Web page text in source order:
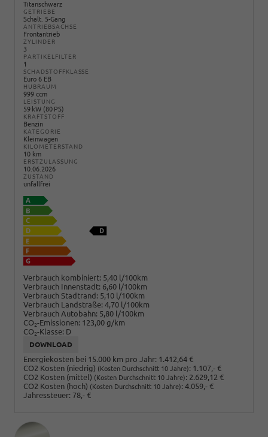
Titanschwarz
GETRIEBE
Schalt. 5-Gang
ANTRIEBSACHSE
Frontantrieb
ZYLINDER
3
PARTIKELFILTER
1
SCHADSTOFFKLASSE
Euro 6 EB
HUBRAUM
999 ccm
LEISTUNG
59 kW (80 PS)
KRAFTSTOFF
Benzin
KATEGORIE
Kleinwagen
KILOMETERSTAND
10 km
ERSTZULASSUNG
10.06.2026
ZUSTAND
unfallfrei
Verbrauch kombiniert: 5,40 l/100km
Verbrauch Innenstadt: 6,60 l/100km
Verbrauch Stadtrand: 5,10 l/100km
Verbrauch Landstraße: 4,70 l/100km
Verbrauch Autobahn: 5,80 l/100km
CO2-Emissionen: 123,00 g/km
CO2-Klasse: D
DOWNLOAD
Energiekosten bei 15.000 km pro Jahr: 1.412,64 €
CO2 Kosten (niedrig) (Kosten Durchschnitt 10 Jahre): 1.107,- €
CO2 Kosten (mittel) (Kosten Durchschnitt 10 Jahre): 2.629,12 €
CO2 Kosten (hoch) (Kosten Durchschnitt 10 Jahre): 4.059,- €
Jahressteuer: 78,- €